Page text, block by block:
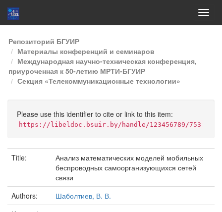
Skip
navigation
Репозиторий БГУИР
Материалы конференций и семинаров
Международная научно-техническая конференция,
приуроченная к 50-летию МРТИ-БГУИР
Секция «Телекоммуникационные технологии»
Please use this identifier to cite or link to this item:
https://libeldoc.bsuir.by/handle/123456789/753
Title:
Анализ математических моделей мобильных
беспроводных самоорганизующихся сетей
связи
Authors:
Шаболтиев, В. В.